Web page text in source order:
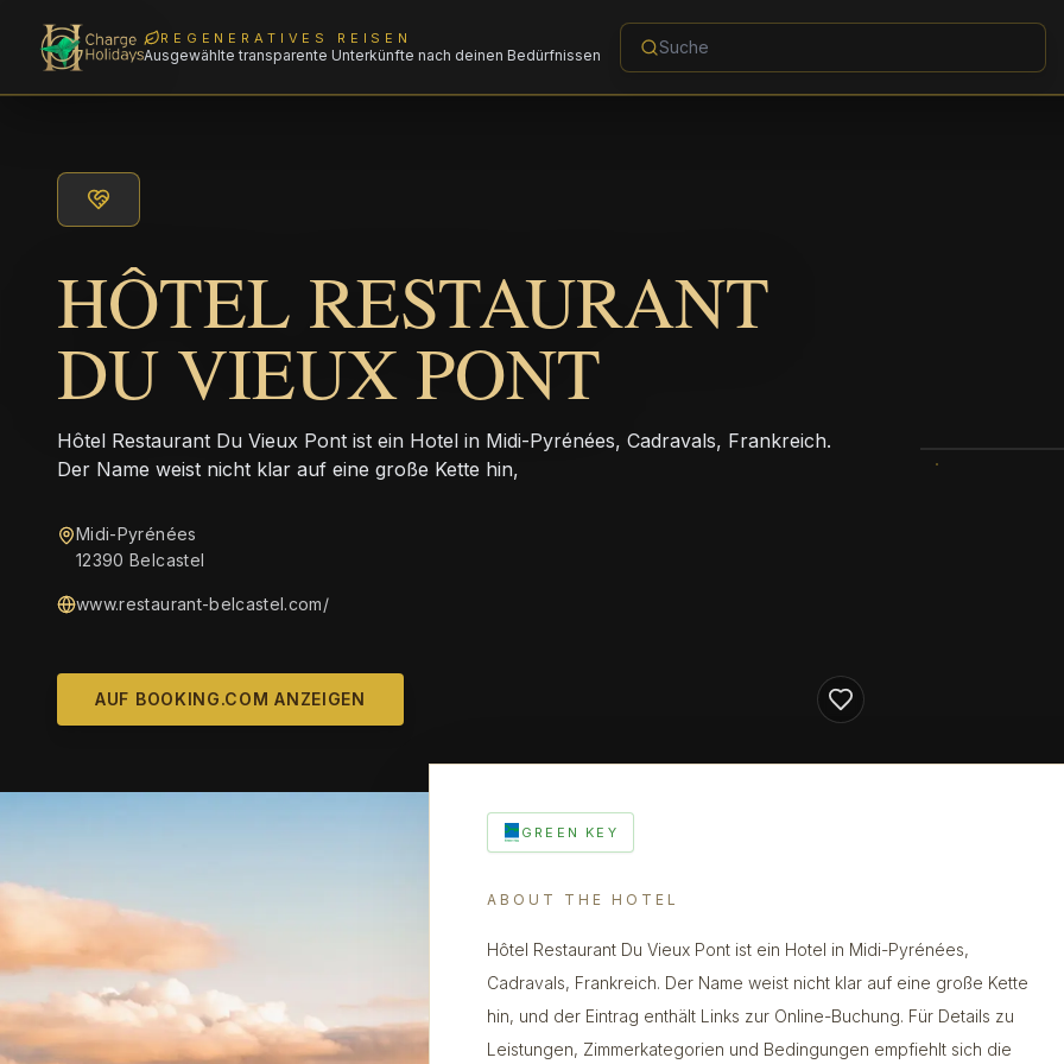
REGENERATIVES REISEN
Ausgewählte transparente Unterkünfte nach deinen Bedürfnissen
HÔTEL RESTAURANT
DU VIEUX PONT
Hôtel Restaurant Du Vieux Pont ist ein Hotel in Midi-Pyrénées, Cadravals, Frankreich.
Der Name weist nicht klar auf eine große Kette hin,
Midi-Pyrénées
12390 Belcastel
www.restaurant-belcastel.com/
AUF BOOKING.COM ANZEIGEN
GREEN KEY
ABOUT THE HOTEL
Hôtel Restaurant Du Vieux Pont ist ein Hotel in Midi-Pyrénées,
Cadravals, Frankreich. Der Name weist nicht klar auf eine große Kette
hin, und der Eintrag enthält Links zur Online-Buchung. Für Details zu
Leistungen, Zimmerkategorien und Bedingungen empfiehlt sich die